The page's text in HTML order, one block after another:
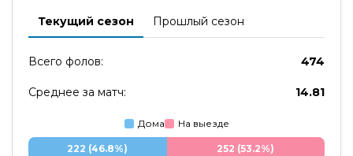
Текущий сезон Прошлый сезон
Всего фолов: 474
Среднее за матч: 14.81
Дома На выезде
222 (46.8%) 252 (53.2%)